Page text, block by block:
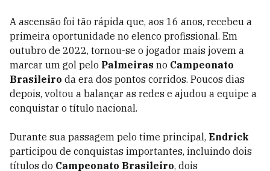
A ascensão foi tão rápida que, aos 16 anos, recebeu a
primeira oportunidade no elenco profissional. Em
outubro de 2022, tornou-se o jogador mais jovem a
marcar um gol pelo Palmeiras no Campeonato
Brasileiro da era dos pontos corridos. Poucos dias
depois, voltou a balançar as redes e ajudou a equipe a
conquistar o título nacional.
Durante sua passagem pelo time principal, Endrick
participou de conquistas importantes, incluindo dois
títulos do Campeonato Brasileiro, dois